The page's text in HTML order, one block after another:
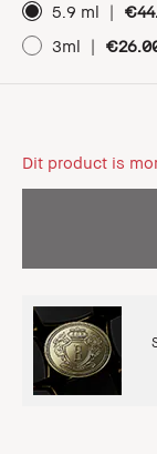
5.9 ml |
3ml
|
Dit product is